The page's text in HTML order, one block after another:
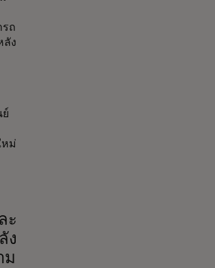
ถ
ลัง
ย์
หม่
ะ
ง
ม